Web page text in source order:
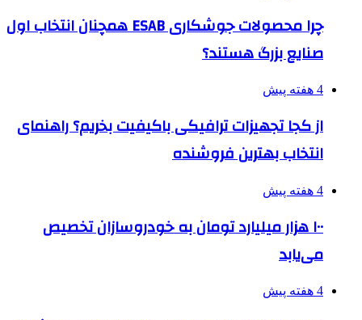
چرا محصولات جوشکاری ESAB همچنان انتخاب اول
صنایع بزرگ هستند؟
4 هفته پیش
از کجا تجهیزات ترافیکی باکیفیت بخریم؟ راهنمای
انتخاب بهترین فروشنده
4 هفته پیش
۱۰۰ هزار میلیارد تومان به خودروسازان تخصیص
می‌یابد
4 هفته پیش